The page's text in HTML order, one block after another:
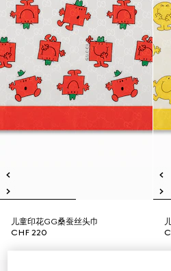
儿童印花GG桑蚕丝头巾
CHF 220